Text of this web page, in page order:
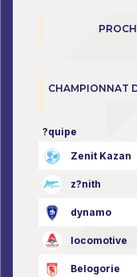
CHAMPIONNAT
?quipe
Zenit Kazan
z?nith
dynamo
locomotive
Belogorie